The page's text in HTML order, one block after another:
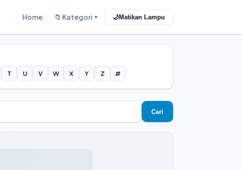
Home 📁 Kategori ▼ 🌙Matikan Lampu
T U V W X Y Z #
Cari